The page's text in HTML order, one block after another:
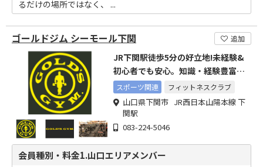
るだけの場所ではなく、 ...
ゴールドジム シーモール下関 追加
JR下関駅徒歩5分の好立地!未経験&
初心者でも安心。知識・経験豊富な
トレーナーがサポート!
スポーツ関連 フィットネスクラブ
山口県下関市 JR西日本山陽本線 下
関駅
083-224-5046
会員種別・料金1.山口エリアメンバー